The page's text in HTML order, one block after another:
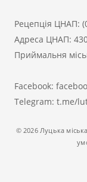
Рецепція ЦНАП:
Адреса ЦНАП:
Приймальня
Facebook:
Telegram: t.me/
© 2026 Луцька